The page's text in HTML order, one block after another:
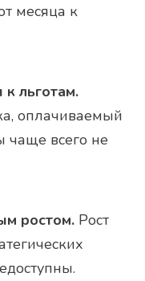
месяца к
льготам.
оплачиваемый
чаще всего не
ростом. Рост